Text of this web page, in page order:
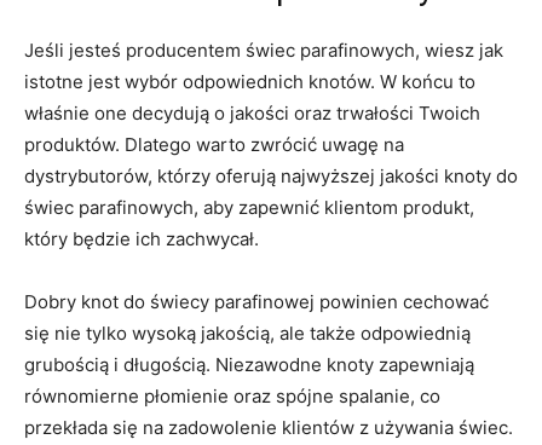
Jeśli ​jesteś producentem świec parafinowych, wiesz⁣ jak
istotne jest ⁣wybór odpowiednich knotów. W ​końcu ⁢to
właśnie⁤ one decydują ⁣o jakości oraz ​trwałości⁣ Twoich
produktów. Dlatego warto zwrócić uwagę ⁢na
dystrybutorów,​ którzy ‍oferują najwyższej‌ jakości knoty do
świec parafinowych, ​aby zapewnić⁤ klientom produkt,⁢
który będzie ich zachwycał.
Dobry knot do świecy‍ parafinowej⁢ powinien‌ cechować
się nie tylko ​wysoką⁣ jakością, ale także odpowiednią
‍grubością i ​długością. Niezawodne knoty⁤ zapewniają
równomierne​ płomienie oraz ⁤spójne spalanie, co​
przekłada⁢ się na zadowolenie klientów ⁢z używania świec.